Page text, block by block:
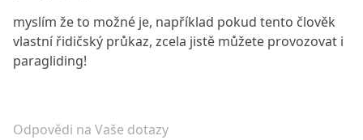
Odpovědi na Vaše dotazy
myslím že to možné je, například pokud tento člověk
vlastní řidičský průkaz, zcela jistě můžete provozovat i
paragliding!